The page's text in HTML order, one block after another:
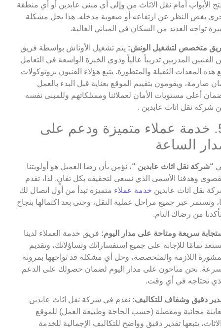
الأبواب أمام نقل الاثاث من وإلى أي مبنى عابدين أو أي منطقة
بغض النظر عن ارتفاعه أو صعوبة مدخله. هذا يحل مشكلة
تواجه العديد من السكان في المباني العالية.
متخصص لتشغيل الونش: يتم تشغيل الأوناش بواسطة فريق
الفنيين المدربين تدريباً عالياً وذوي الخبرة الواسعة في التعامل
هذه المعدات الثقيلة والمتطورة. يتبع هؤلاء الفنيون بروتوكولات
صارمة، ويقومون بتقييم الموقع بعناية قبل البدء بالعمل
أعلى مستويات الأمان لعملائنا وممتلكاتهم وللمبنى نفسه
شركة نقل اثاث عابدين .
5. خدمة عملاء متميزة ودعم على
الساعة
“شركة نقل اثاث عابدين “، نؤمن بأن رضا العميل هو أولويتنا
وهدفنا الأسمى الذي نسعى لتحقيقه بكل تفانٍ. لذا، تقدم
نقل اثاث عابدين خدمة عملاء متميزة تبدأ من أول اتصال لك
وتستمر عبر جميع مراحل عملية النقل، وحتى بعد اكتمالها بنجاح
من رضاك التام.
سريعة ومتاحة على مدار اليوم: فريق خدمة العملاء لدينا
تمامًا للإجابة على جميع استفساراتك وتساؤلاتك، وتقديم
اللازمة والمتخصصة، وحل أي مشكلة قد تواجهها بمرونة
نحن متاحون على مدار اليوم لضمان حصولك على الدعم
تحتاجه في أي وقت.
دقيق وشفاف للتكاليف: نقدم في شركة نقل اثاث عابدين
مجانية ومفصلة (حسب الحاجة وطبيعة العمل) للموقع
يتبعها تقدير دقيق وواضح للتكاليف الإجمالية للخدمة